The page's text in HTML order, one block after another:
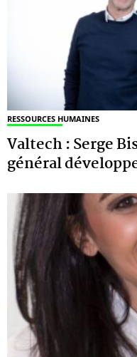
RESSOURCES HUMAINES
Valtech : Serge
général